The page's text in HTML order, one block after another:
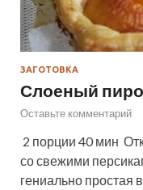
ЗАГОТОВКА
Слоеный
Оставьте комментарий
2 порции 40 мин
со свежими
гениально простая